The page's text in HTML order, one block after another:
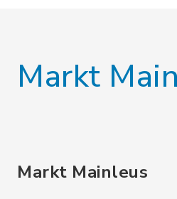
Markt
Markt Mainleus